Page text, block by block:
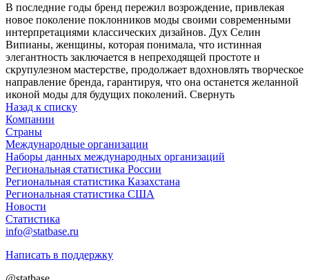
В последние годы бренд пережил возрождение, привлекая
новое поколение поклонников моды своими современными
интерпретациями классических дизайнов. Дух Селин
Випианы, женщины, которая понимала, что истинная
элегантность заключается в непреходящей простоте и
скрупулезном мастерстве, продолжает вдохновлять творческое
направление бренда, гарантируя, что она останется желанной
иконой моды для будущих поколений. Свернуть
Назад к списку
Компании
Страны
Международные организации
Наборы данных международных организаций
Региональная статистика России
Региональная статистика Казахстана
Региональная статистика США
Новости
Статистика
info@statbase.ru
Написать в поддержку